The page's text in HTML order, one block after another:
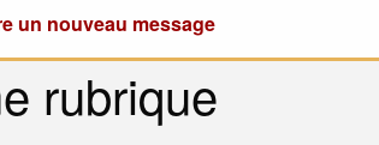
un nouveau message
rubrique